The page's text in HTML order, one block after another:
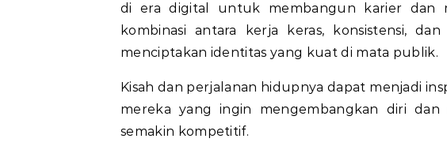
di era digital untuk membangun karier dan
kombinasi antara kerja keras, konsistensi,
menciptakan identitas yang kuat di mata publik.
Kisah dan perjalanan hidupnya dapat menjadi
mereka yang ingin mengembangkan diri dan
semakin kompetitif.